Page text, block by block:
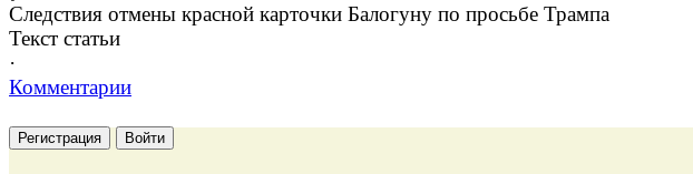
Следствия отмены красной карточки Балогуну по просьбе Трампа
Текст статьи
·
Комментарии
Регистрация Войти